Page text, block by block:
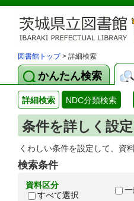
図書館トップ> 詳細検索
かんたん検索
詳細検索 NDC分類検索
条件を詳しく設
くわしい条件を設定して、資
検索条件
資料区分
すべて選択